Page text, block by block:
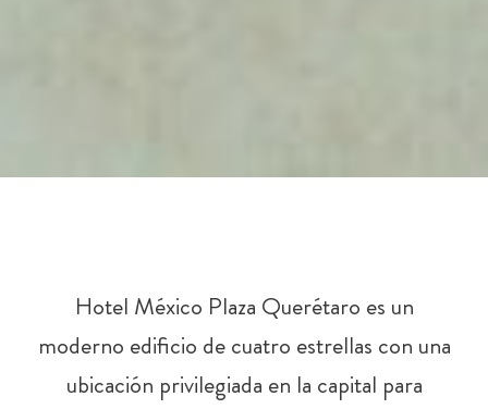
Hotel México Plaza Querétaro es un
moderno edificio de cuatro estrellas con una
ubicación privilegiada en la capital para